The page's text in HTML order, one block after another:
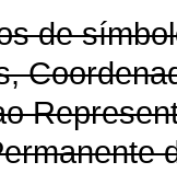
de